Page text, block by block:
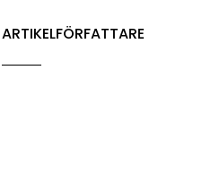
ARTIKELFÖRFATTARE